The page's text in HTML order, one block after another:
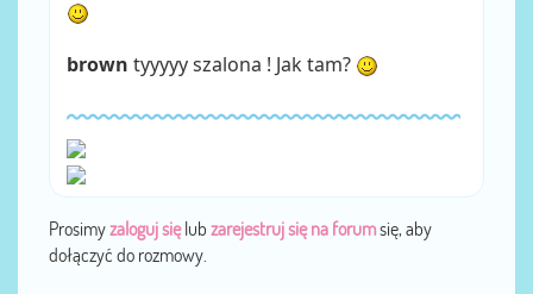
brown tyyyyy szalona ! Jak tam?
Prosimyzaloguj sięlub zarejestruj się na forumsię, aby
dołączyć do rozmowy.